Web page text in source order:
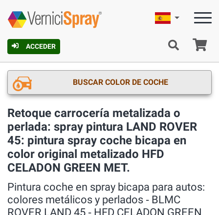
ACCEDER
Español
BUSCAR COLOR DE COCHE
Retoque carrocería metalizada o
perlada: spray pintura LAND ROVER
45: pintura spray coche bicapa en
color original metalizado HFD
CELADON GREEN MET.
Pintura coche en spray bicapa para autos:
colores metálicos y perlados ‐ BLMC
ROVER LAND 45 ‐ HFD CELADON GREEN